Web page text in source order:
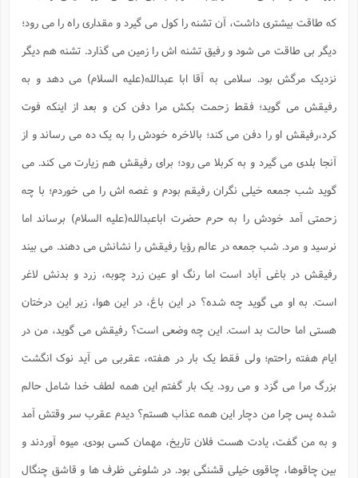
که طاقت بیشتری داشت، آن تشنه را کول می گیرد و مقداری راه را می رود؛
دیگر بی طاقت می شود و رفیق تشنه اش را زمین می گذارد. تشنه هم دیگر
نزدیک مرگش بود. سلامی به آقا ابا عبدالله(علیه السلام) می دهد و به
رفیقش می گوید؛ فقط زحمت بکش مرا دفن کن و بعد از اینکه فوت
کرد،رفیقش او را دفن می کند؛ بالاخره خودش را به یک ده می رساند و از
آنجا بلدی می گیرد و به کربلا می رود؛ برای رفیقش هم زیارت می کند. می
گوید شب جمعه خیلی نگران رفیقم بودم و غصه اش را می خوردم؛ با چه
زحمتی آمد خودش را به حرم حضرت اباعبدالله(علیه السلام) برساند اما
نرسید و مرد. شب جمعه در عالم رؤیا رفیقش را نشانش می دهند. می بیند
رفیقش در باغی آباد است اما رنگ او عین زرد چوبه، زرد و بدنش لاغر
است. به او می گوید چه شده؟ در این باغ، در این هوا، زیر این درختان
هستی اما حالت بد است. این چه وضعی است؟ رفیقش می گوید، من در
ایام هفته راحتم؛ ولی فقط یک بار در هفته، عقربی می آید نوک انگشت
بزرگ مرا می گزد و می رود. یک بار گفتم این همه لطف خدا شامل حالم
شده پس چرا من دچار این همه عذاب هستم؟ دیدم عقرب سر وقتش آمد
و به من گفت، یادت هست فلان تاریخ، مهمان کسی بودی. میوه آوردند و
بین چاقوها، چاقوی خیلی قشنگی بود. در شلوغی ظرف ها و قاشق چنگال